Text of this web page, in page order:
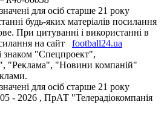
для осіб старше 21 року
будь-яких матеріалів посилання
При цитуванні і використанні в
на сайт
football24.ua
знаком "Спецпроект",
"Реклама", "Новини компаній"
для осіб старше 21 року
- 2026 , ПрАТ "Телерадіокомпанія